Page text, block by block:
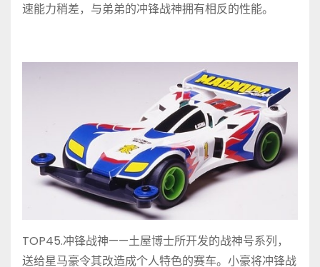
速能力稍差，与弟弟的冲锋战神拥有相反的性能。
TOP45.冲锋战神——土屋博士所开发的战神号系列，
送给星马豪令其改造成个人特色的赛车。小豪将冲锋战